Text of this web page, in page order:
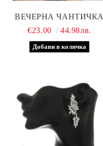
ВЕЧЕРНА ЧАНТИЧКА
€23.00
44.98лв.